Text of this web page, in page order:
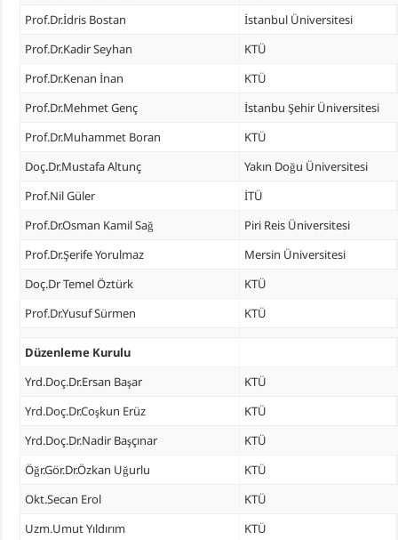
Prof.Dr.İdris Bostan
İstanbul Üniversitesi
Prof.Dr.Kadir Seyhan
KTÜ
Prof.Dr.Kenan İnan
KTÜ
Prof.Dr.Mehmet Genç
İstanbu Şehir Üniversitesi
Prof.Dr.Muhammet Boran
KTÜ
Doç.Dr.Mustafa Altunç
Yakın Doğu Üniversitesi
Prof.Nil Güler
İTÜ
Prof.Dr.Osman Kamil Sağ
Piri Reis Üniversitesi
Prof.Dr.Şerife Yorulmaz
Mersin Üniversitesi
Doç.Dr Temel Öztürk
KTÜ
Prof.Dr.Yusuf Sürmen
KTÜ
Düzenleme Kurulu
Yrd.Doç.Dr.Ersan Başar
KTÜ
Yrd.Doç.Dr.Coşkun Erüz
KTÜ
Yrd.Doç.Dr.Nadir Başçınar
KTÜ
Öğr.Gör.Dr.Özkan Uğurlu
KTÜ
Okt.Secan Erol
KTÜ
Uzm.Umut Yıldırım
KTÜ